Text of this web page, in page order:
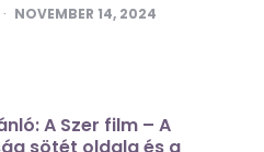
NOVEMBER 14, 2024
A Szer film – A